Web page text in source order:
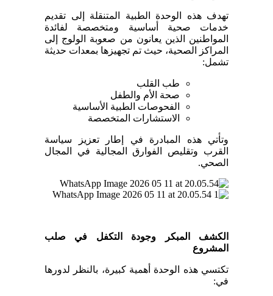
تهدف هذه الوحدة الطبية المتنقلة إلى تقديم
خدمات صحية أساسية ومتخصصة لفائدة
المواطنين الذين يعانون من صعوبة الولوج إلى
المراكز الصحية، حيث تم تجهيزها بمعدات حديثة
تشمل:
طب القلب
صحة الأم والطفل
الفحوصات الطبية الأساسية
الاستشارات المتخصصة
وتأتي هذه المبادرة في إطار تعزيز سياسة
القرب وتقليص الفوارق المجالية في المجال
الصحي.
الكشف المبكر وجودة التكفل في صلب
المشروع
تكتسي هذه الوحدة أهمية كبيرة، بالنظر لدورها
في: